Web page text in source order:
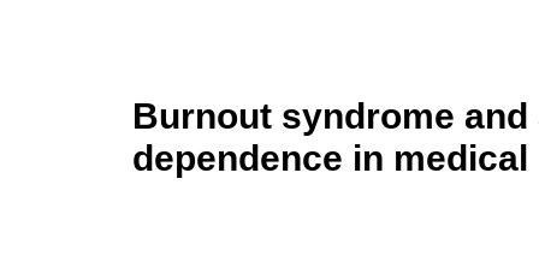
Burnout syndrome
dependence in